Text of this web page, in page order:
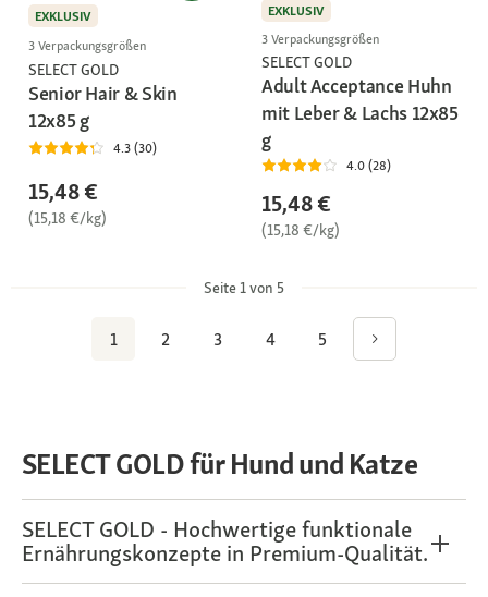
EXKLUSIV
3 Verpackungsgrößen
SELECT GOLD
Senior Hair & Skin
12x85 g
4.3 (30)
15,48 €
(15,18 €/kg)
EXKLUSIV
3 Verpackungsgrößen
SELECT GOLD
Adult Acceptance Huhn
mit Leber & Lachs 12x85
g
4.0 (28)
15,48 €
(15,18 €/kg)
Seite 1 von 5
1 2 3 4 5
SELECT GOLD für Hund und Katze
SELECT GOLD - Hochwertige funktionale
Ernährungskonzepte in Premium-Qualität.